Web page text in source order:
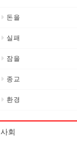
돈을
실패
잠을
종교
환경
사회